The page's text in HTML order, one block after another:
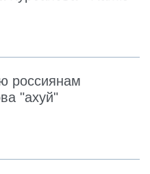
россиянам
"ахуй"